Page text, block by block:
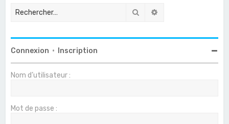
Rechercher
Connexion • Inscription
Nom d’utilisateur :
Mot de passe :